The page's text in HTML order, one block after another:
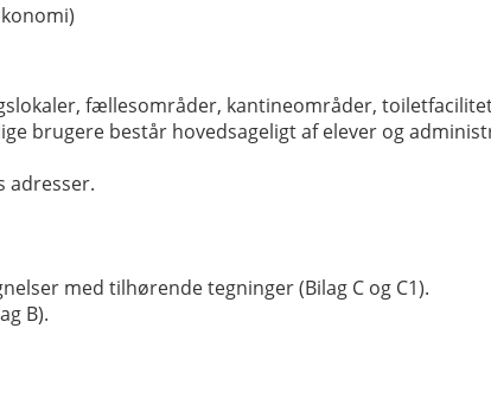
fællesområder, kantineområder,
brugere består hovedsageligt af elever og
adresser.
med tilhørende tegninger (Bilag C og C1).
B).